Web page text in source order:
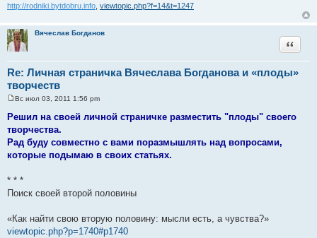
http://rodniki.bytdobru.info viewtopic.php?f=14&t=1247
Вячеслав Богданов
Re: Личная страничка Вячеслава Богданова и «плоды»
творчеств
Цитата
о
б
е
н
Вс июл 03, 2011 1:56 pm
Решил на своей личной страничке разместить "плоды" своего
творчества.
Рад буду совместно с вами поразмышлять над вопросами,
которые подымаю в своих статьях.
* * *
Поиск своей второй половины
«Как найти свою вторую половину: мысли есть, а чувства?»
viewtopic.php?p=1740#p1740